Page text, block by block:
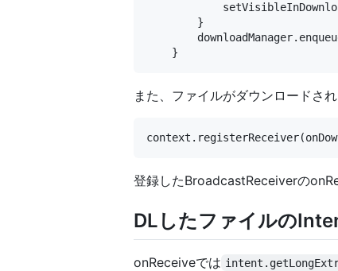
        }
また、ファイルがダウンロードさ
登録したBroadcastReceiverの
DLしたファイルの
onReceiveでは